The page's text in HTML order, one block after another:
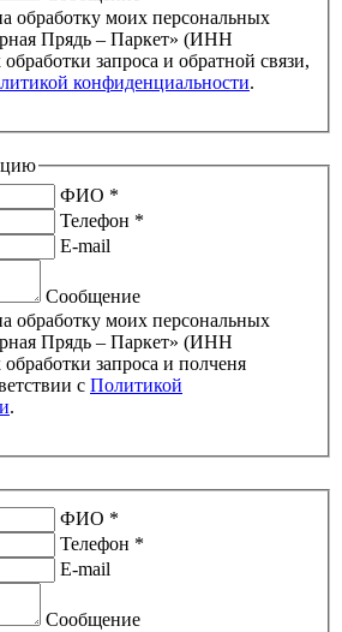
обработку моих персональных
Прядь – Паркет» (ИНН
конфиденциальности.
ФИО *
Телефон *
E-mail
Сообщение
обработку моих персональных
Прядь – Паркет» (ИНН
с Политикой
.
ФИО *
Телефон *
E-mail
Сообщение